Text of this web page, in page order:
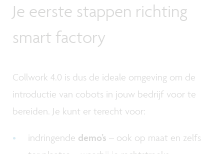
Je eerste stappen richting
smart factory
Collwork 4.0 is dus de ideale omgeving om de
introductie van cobots in jouw bedrijf voor te
bereiden. Je kunt er terecht voor:
indringende demo’s – ook op maat en zelfs